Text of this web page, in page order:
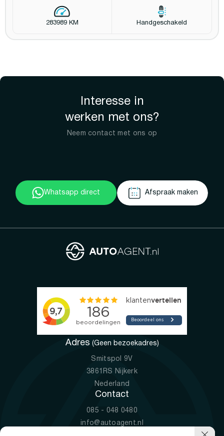
283989 KM Handgeschakeld
Interesse in
werken met ons?
Neem contact met ons op
Whatsapp direct Afspraak maken
Adres (Geen bezoekadres)
Smitspol 9V
3861RS Nijkerk
Nederland
Contact
085 - 048 0480
info@autoagent.nl